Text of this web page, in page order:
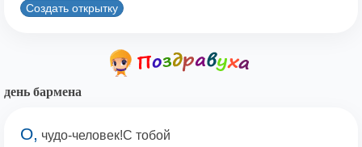
Создать открытку
день бармена
О, чудо-человек!С тобой